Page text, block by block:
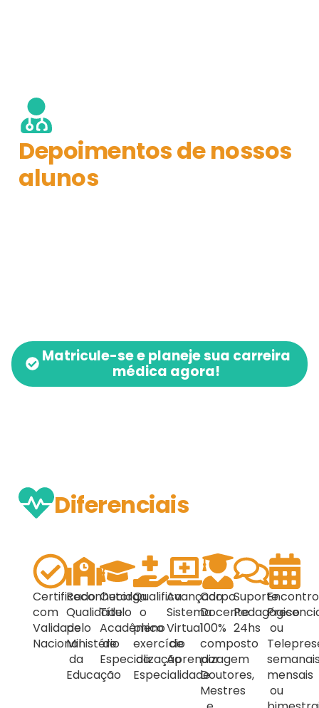
Depoimentos de nossos
alunos
Matricule-se e planeje sua carreira
médica agora!
Diferenciais
Certificado
com
Validade
Nacional
Reconhecida
Qualidade
pelo
Ministério
da
Educação
Outorga
Título
Acadêmico
de
Especialização
Qualifica
o
pleno
exercício
da
Especialidade
Avançado
Sistema
Virtual
de
Aprendizagem
Corpo
Docente
100%
composto
por
Doutores,
Mestres
Suporte
Pedagógico
24hs
ou
mensais
ou